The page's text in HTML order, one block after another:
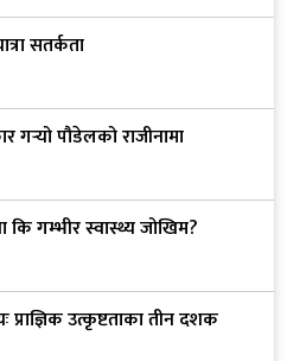
सतर्कता
गर्‍यो पौडेलको राजीनामा
कि गम्भीर स्वास्थ्य जोखिम?
प्राज्ञिक उत्कृष्टताका तीन दशक